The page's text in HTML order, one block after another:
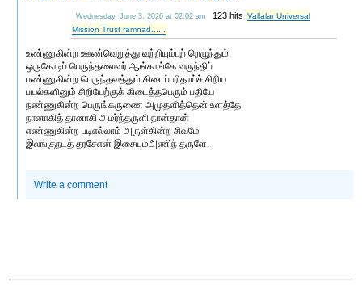
Wednesday, June 3, 2026 at 02:02 am 123 hits Vallalar Universal
Mission Trust ramnad......
உண்ணுகின்ற ஊண்வெறுத்து வற்றியும்புற் றெழுந்தும்
ஒருகோடிப் பெருந்தலைவர் ஆங்காங்கே வருந்திப்
பண்ணுகின்ற பெருந்தவத்தும் கிடைப்பரிதாய்ச் சிறிய
பயல்களினும் சிறியேற்குக் கிடைத்தபெரும் பதியே
நண்ணுகின்ற பெருங்கருணை அமுதளித்தென் உளத்தே
நானாகித் தானாகி அமர்ந்தருளி நான்தான்
எண்ணுகின்ற படிஎல்லாம் அருள்கின்ற சிவமே
இலங்குநடத் தரசேஎன் இசையும்அணிந் தருளே.
Write a comment